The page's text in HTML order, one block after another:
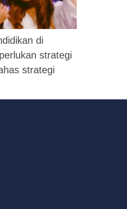
di
strategi
strategi